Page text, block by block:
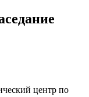
центр по